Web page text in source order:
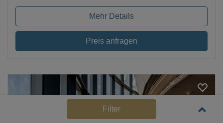
Mehr Details
Preis anfragen
Filter